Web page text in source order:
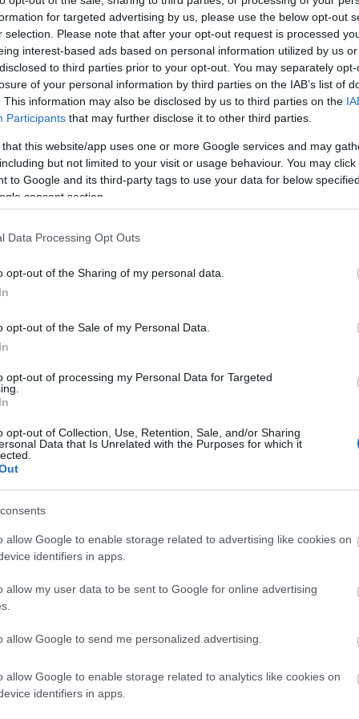
for targeted advertising by us, please use the below opt-out
selection. Please note that after your opt-out request is processed
interest-based ads based on personal information utilized by us
to third parties prior to your opt-out. You may separately
of your personal information by third parties on the IAB’s list of
This information may also be disclosed by us to third parties on the
Participants that may further disclose it to other third parties.
that this website/app uses one or more Google services and may
but not limited to your visit or usage behaviour. You may
to Google and its third-party tags to use your data for below
consent section.
Data Processing Opt Outs
opt-out of the Sharing of my personal data.
opt-out of the Sale of my Personal Data.
opt-out of processing my Personal Data for Targeted
opt-out of Collection, Use, Retention, Sale, and/or Sharing
Data that Is Unrelated with the Purposes for which it
allow Google to enable storage related to advertising like cookies on
identifiers in apps.
allow my user data to be sent to Google for online advertising
allow Google to send me personalized advertising.
allow Google to enable storage related to analytics like cookies on
identifiers in apps.
tudjanak megfelelő módon táncolni. A fiatal
önálló produkciót is bemutatni.
koncepcióját, mert az a céljuk, hogy
a fiatalokat a színházba. Olyan
tudják feldolgozni az iskolai
szintjén van-e köze a diáknak például egy
az órán hallottakat.
mindemellett ősztől új programot indít "
minden helyi iskola kérheti azt, hogy
jelképes, 1 Eurós jegyáron kínálja a
művét kérhetik Ács Tamás
előadásában. A felső
tartanak a soproni színház művészei a
pedig
meg.
társulat. Ezt az estet a már elhunytBánffy
Petőfi Színház